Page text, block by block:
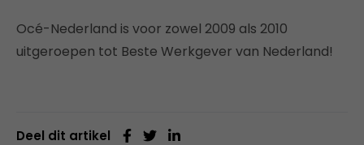
Océ-Nederland is voor zowel 2009 als 2010
uitgeroepen tot Beste Werkgever van Nederland!
Deel dit artikel